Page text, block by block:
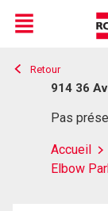
Live
En Direct
Menu
Retour
914 36
Pas
Accueil
Elbow